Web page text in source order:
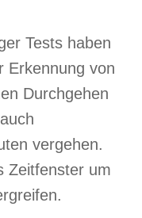
Tests haben
Erkennung von
Durchgehen
vergehen.
Zeitfenster um